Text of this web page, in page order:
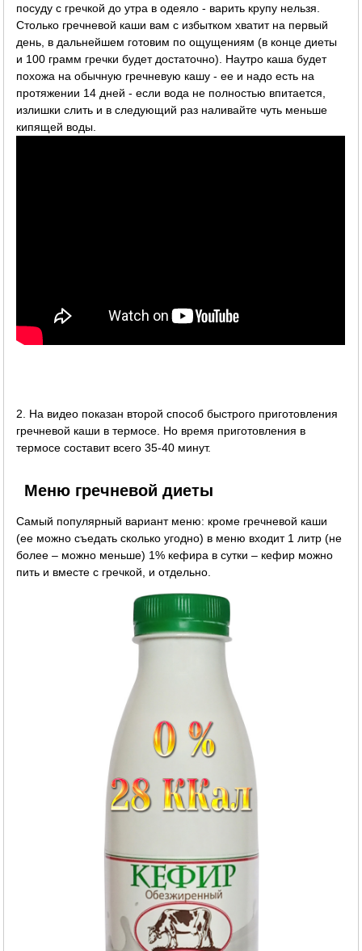
посуду с гречкой до утра в одеяло - варить крупу нельзя.
Столько гречневой каши вам с избытком хватит на первый
день, в дальнейшем готовим по ощущениям (в конце диеты
и 100 грамм гречки будет достаточно). Наутро каша будет
похожа на обычную гречневую кашу - ее и надо есть на
протяжении 14 дней - если вода не полностью впитается,
излишки слить и в следующий раз наливайте чуть меньше
кипящей воды.
2. На видео показан второй способ быстрого приготовления
гречневой каши в термосе. Но время приготовления в
термосе составит всего 35-40 минут.
Меню гречневой диеты
Самый популярный вариант меню: кроме гречневой каши
(ее можно съедать сколько угодно) в меню входит 1 литр (не
более – можно меньше) 1% кефира в сутки – кефир можно
пить и вместе с гречкой, и отдельно.